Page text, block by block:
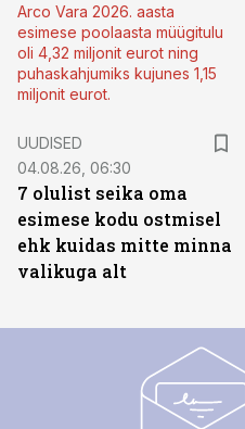
Arco Vara 2026. aasta
esimese poolaasta müügitulu
oli 4,32 miljonit eurot ning
puhaskahjumiks kujunes 1,15
miljonit eurot.
UUDISED
04.08.26, 06:30
7 olulist seika oma
esimese kodu ostmisel
ehk kuidas mitte minna
valikuga alt